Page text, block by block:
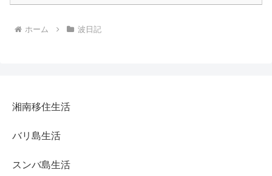
ホーム 波日記
湘南移住生活
バリ島生活
スンバ島生活